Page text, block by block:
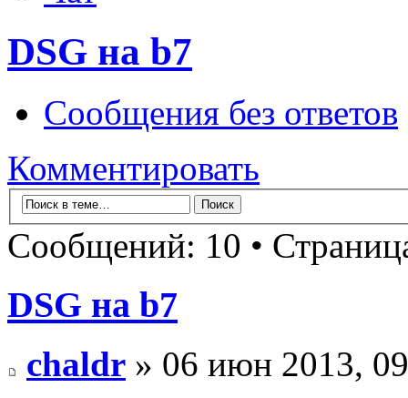
DSG на b7
Сообщения без ответов
Комментировать
Сообщений: 10 •
DSG на b7
chaldr » 06 июн 2013,